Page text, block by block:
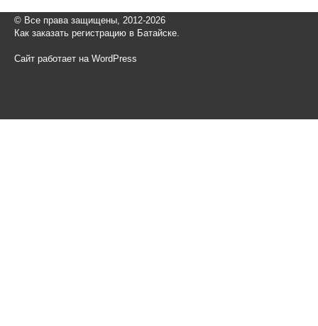
© Все права защищены, 2012-2026
Как заказать регистрацию в Батайске.
Сайт работает на WordPress